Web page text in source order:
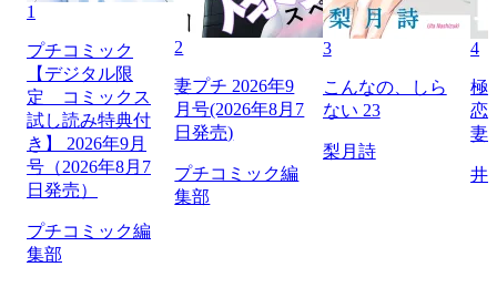
1
プチコミック
【デジタル限
定 コミックス
試し読み特典付
き】 2026年9月
号（2026年8月7
日発売）
プチコミック編
集部
2
妻プチ 2026年9
月号(2026年8月7
日発売)
プチコミック編
集部
3
こんなの、しら
ない 23
梨月詩
4
極
恋
妻
井